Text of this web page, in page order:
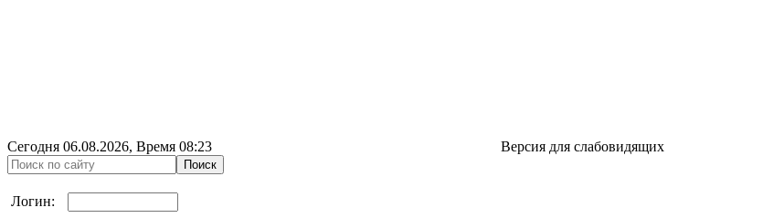
Сегодня 06.08.2026, Время 08:23 Версия для слабовидящих
Логин: